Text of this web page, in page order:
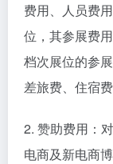
费用、人员费
位，其参展费
档次展位的参
差旅费、住宿
2. 赞助费用：
电商及新电商